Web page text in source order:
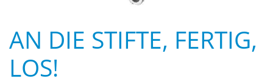
AN DIE STIFTE, FERTIG,
LOS!